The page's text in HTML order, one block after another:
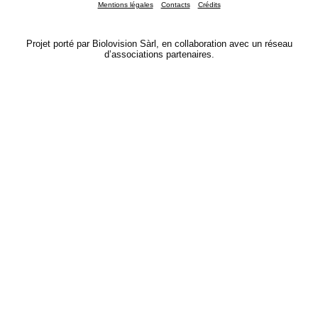
Mentions légales Contacts Crédits
Projet porté par Biolovision Sàrl, en collaboration avec un réseau
d’associations partenaires.